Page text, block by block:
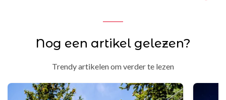
Nog een artikel gelezen?
Trendy artikelen om verder te lezen